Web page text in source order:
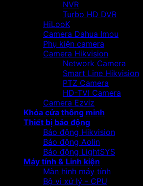
NVR
Turbo HD DVR
HiLooK
Camera Dahua Imou
Phụ kiện camera
Camera Hikvision
Network Camera
Smart Line Hikvision
PTZ Camera
HD-TVI Camera
Camera Ezviz
Khóa cửa thông minh
Thiết bị báo động
Báo động Hikvision
Báo động Aolin
Báo động LightSYS
Máy tính & Linh kiện
Màn hình máy tính
Bộ vi xử lý - CPU